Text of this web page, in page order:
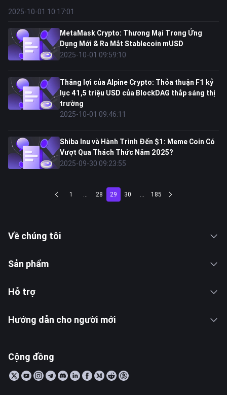
2025-10-01 10:17:01
MetaMask Crypto: Thương Mại Trong Ứng
Dụng Mới & Ra Mắt Stablecoin mUSD
2025-10-01 09:59:10
Thắng lợi của Alpine Crypto: Thỏa thuận F1 kỷ
lục 41,5 triệu USD của BlockDAG thắp sáng thị
trường
2025-10-01 09:46:11
Shiba Inu và Hành Trình Đến $1: Meme Coin Có
Vượt Qua Thách Thức Năm 2025?
2025-09-30 09:23:55
1 ... 28 29 30 ... 185
Về chúng tôi
Sản phẩm
Hỗ trợ
Hướng dẫn cho người mới
Cộng đồng